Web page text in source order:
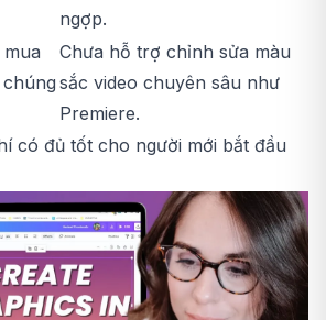
ngợp.
Chưa hỗ trợ chỉnh sửa màu
sắc video chuyên sâu như
Premiere.
có đủ tốt cho người mới bắt đầu